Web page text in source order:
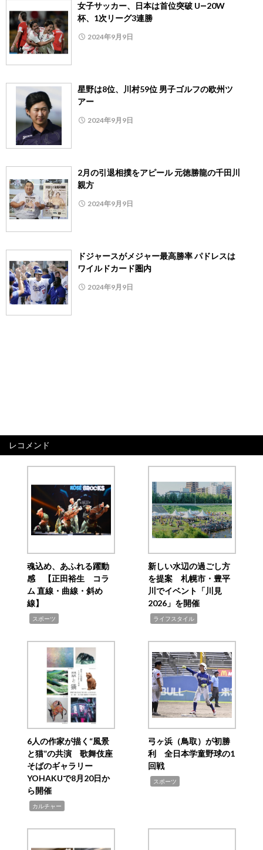
女子サッカー、日本は首位突破 U―20W
杯、1次リーグ3連勝
2024年9月9日
星野は8位、川村59位 男子ゴルフの欧州ツ
アー
2024年9月9日
2月の引退相撲をアピール 元徳勝龍の千田川
親方
2024年9月9日
ドジャースがメジャー最高勝率 パドレスは
ワイルドカード圏内
2024年9月9日
レコメンド
魂込め、あふれる躍動
感 【正田裕生 コラ
ム 直線・曲線・斜め
線】
スポーツ
新しい水辺の過ごし方
を提案 札幌市・豊平
川でイベント「川見
2026」を開催
ライフスタイル
6人の作家が描く“風景
と猫”の共演 歌舞伎座
そばのギャラリー
YOHAKUで8月20日か
ら開催
カルチャー
弓ヶ浜（鳥取）が初勝
利 全日本学童野球の1
回戦
スポーツ